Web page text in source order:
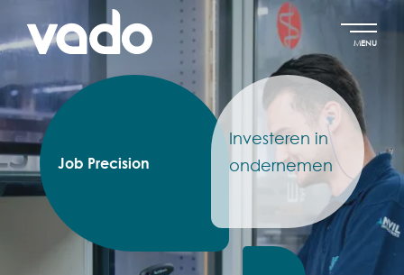
MENU
Job Precision
Investeren in
ondernemen